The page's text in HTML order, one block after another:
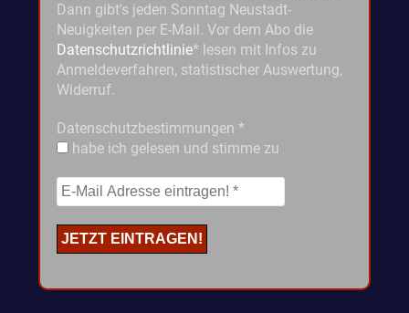
Dann gibt's jeden Sonntag Neustadt-
Neuigkeiten per E-Mail. Vor dem Abo die
Datenschutzrichtlinie* lesen mit Infos zu
Anmeldeverfahren, statistischer Auswertung,
Widerruf.
Datenschutzbestimmungen *
habe ich gelesen und stimme zu